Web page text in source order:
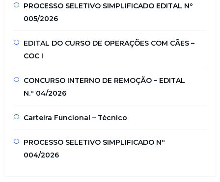
PROCESSO SELETIVO SIMPLIFICADO EDITAL Nº
005/2026
EDITAL DO CURSO DE OPERAÇÕES COM CÃES –
COC I
CONCURSO INTERNO DE REMOÇÃO – EDITAL
N.º 04/2026
Carteira Funcional – Técnico
PROCESSO SELETIVO SIMPLIFICADO Nº
004/2026